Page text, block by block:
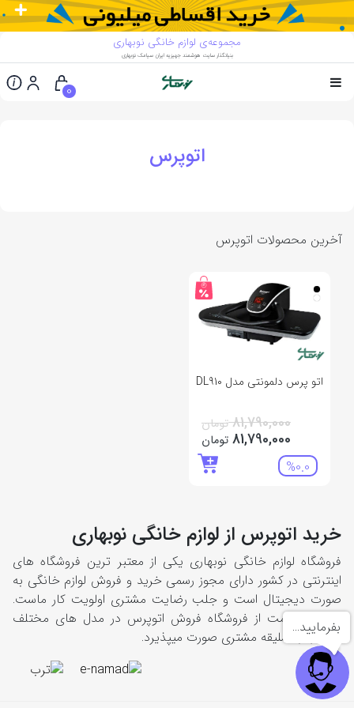
مجموعه‌ی لوازم خانگی نوبهاری
بنیانگذار سایت هوشمند جهیزیه ایران سیامک نوبهاری
0
اتوپرس
آخرین محصولات اتوپرس
اتو پرس دلمونتی مدل DL910
81,790,000 تومان
81,790,000 تومان
%0.0
خرید اتوپرس از لوازم خانگی نوبهاری
فروشگاه لوازم خانگی نوبهاری یکی از معتبر ترین فروشگاه های
اینترنتی در کشور دارای مجوز رسمی خرید و فروش لوازم خانگی به
صورت دیجیتال است و جلب رضایت مشتری اولویت کار ماست.
در این قسمت از فروشگاه فروش اتوپرس در مدل های مختلف
مناسب با سلیقه مشتری صورت میپذیرد.
بفرمایید...